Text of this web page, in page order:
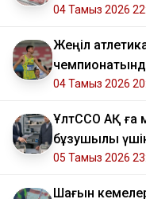
04 Тамыз 2026
Жеңіл
04 Тамыз 2026
ҰлтССО АҚ ға
бұзушылық
05 Тамыз 2026
Шағын кемелер